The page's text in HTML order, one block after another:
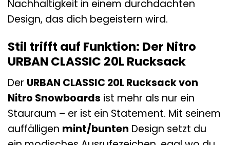
Nachhaltigkeit in einem durchdachten
Design, das dich begeistern wird.
Stil trifft auf Funktion: Der Nitro
URBAN CLASSIC 20L Rucksack
Der URBAN CLASSIC 20L Rucksack von
Nitro Snowboards ist mehr als nur ein
Stauraum – er ist ein Statement. Mit seinem
auffälligen mint/bunten Design setzt du